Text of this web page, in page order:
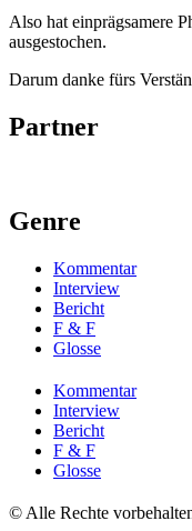
Also hat einprägsamere
ausgestochen.
Darum danke fürs
Partner
Genre
Kommentar
Interview
Bericht
F & F
Glosse
Kommentar
Interview
Bericht
F & F
Glosse
© Alle Rechte